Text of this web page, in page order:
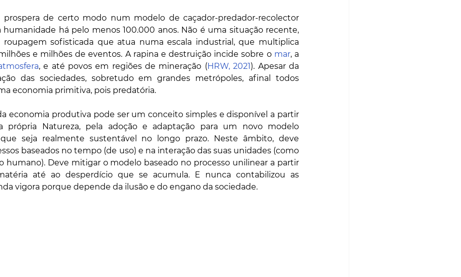
prospera de certo modo num modelo de caçador-predador-recolector
há pelo menos 100.000 anos. Não é uma situação recente,
roupagem sofisticada que atua numa escala industrial, que multiplica
e milhões de eventos. A rapina e destruição incide sobre o mar
, e até povos em regiões de mineração (HRW, 2021). Apesar da
das sociedades, sobretudo em grandes metrópoles, afinal todos
economia primitiva, pois predatória.
economia produtiva pode ser um conceito simples e disponível a partir
própria Natureza, pela adoção e adaptação para um novo modelo
seja realmente sustentável no longo prazo. Neste âmbito, deve
baseados no tempo (de uso) e na interação das suas unidades (como
humano). Deve mitigar o modelo baseado no processo unilinear a partir
vigora porque depende da ilusão e do engano da sociedade.